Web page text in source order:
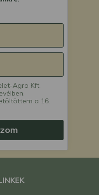
Agro Kft.
a 16.